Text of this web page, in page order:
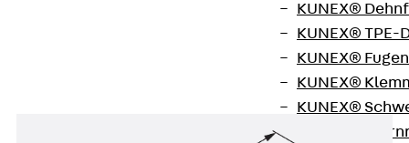
KUNEX®
KUNEX®
KUNEX®
KUNEX®
KUNEX®
KUNEX®
Schienenstoßverbinder